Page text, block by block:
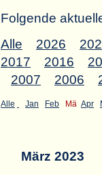
Folgende
Alle
2026
2017
2016
2007
2006
Alle Jan Feb Mä Apr
März 2023